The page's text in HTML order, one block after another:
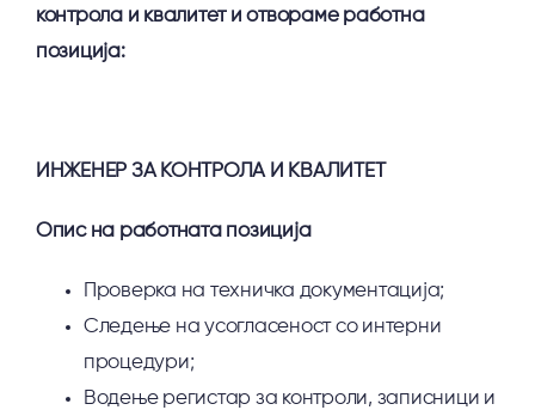
контрола и квалитет и отвораме работна
позиција:
ИНЖЕНЕР ЗА КОНТРОЛА И КВАЛИТЕТ
Опис на работната позиција
Проверка на техничка документација;
Следење на усогласеност со интерни
процедури;
Водење регистар за контроли, записници и